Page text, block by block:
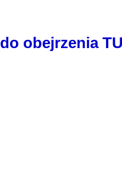
obejrzenia